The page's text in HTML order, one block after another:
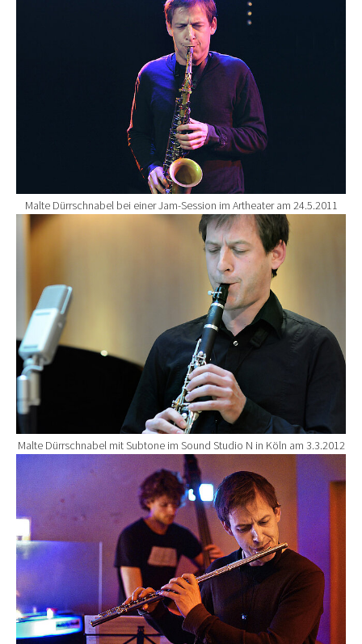
Malte Dürrschnabel bei einer Jam-Session im Artheater am 24.5.2011
Show larger version for:
Malte Dürrschnabel mit Subtone im Sound Studio N in Köln am 3.3.2012
Show larger version for: